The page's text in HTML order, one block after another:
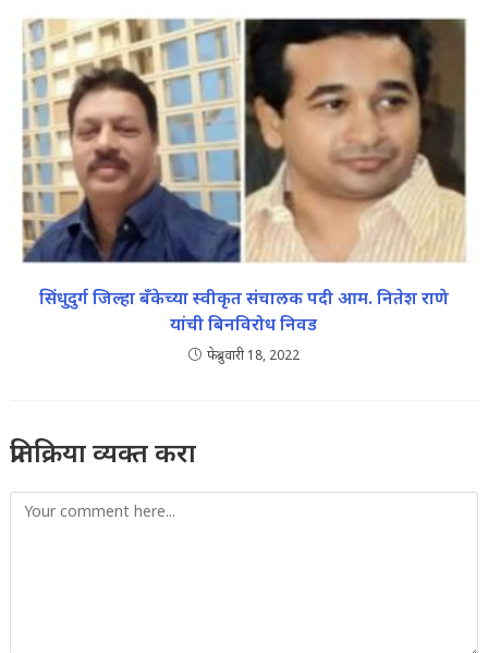
सिंधुदुर्ग जिल्हा बँकेच्या स्वीकृत संचालक पदी आम. नितेश राणे
यांची बिनविरोध निवड
फेब्रुवारी 18, 2022
प्रतिक्रिया व्यक्त करा
Comment